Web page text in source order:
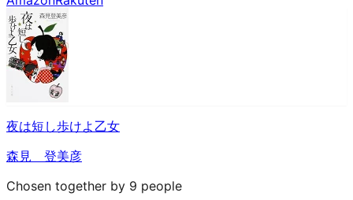
夜は短し歩けよ乙女
森見 登美彦
Chosen together by 9 people